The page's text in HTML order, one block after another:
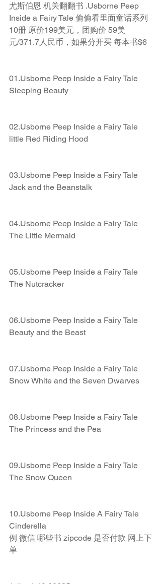
尤斯伯恩 机关翻翻书 .Usborne Peep
Inside a Fairy Tale 偷偷看里面童话系列
10册 原价199美元，团购价 59美
元/371.7人民币，如果分开买 每本书$6
01.Usborne Peep Inside a Fairy Tale
Sleeping Beauty
02.Usborne Peep Inside a Fairy Tale
little Red Riding Hood
03.Usborne Peep Inside a Fairy Tale
Jack and the Beanstalk
04.Usborne Peep Inside a Fairy Tale
The Little Mermaid
05.Usborne Peep Inside a Fairy Tale
The Nutcracker
06.Usborne Peep Inside a Fairy Tale
Beauty and the Beast
07.Usborne Peep Inside a Fairy Tale
Snow White and the Seven Dwarves
08.Usborne Peep Inside a Fairy Tale
The Princess and the Pea
09.Usborne Peep Inside a Fairy Tale
The Snow Queen
10.Usborne Peep Inside A Fairy Tale
Cinderella
例 微信 哪些书 zipcode 是否付款 网上下
单